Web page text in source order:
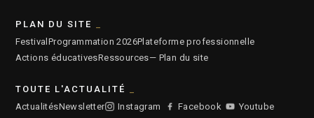
PLAN DU SITE
Festival Programmation 2026Plateforme professionnelle
Actions éducativesRessources— Plan du site
TOUTE L'ACTUALITÉ
ActualitésNewsletter Instagram Facebook Youtube